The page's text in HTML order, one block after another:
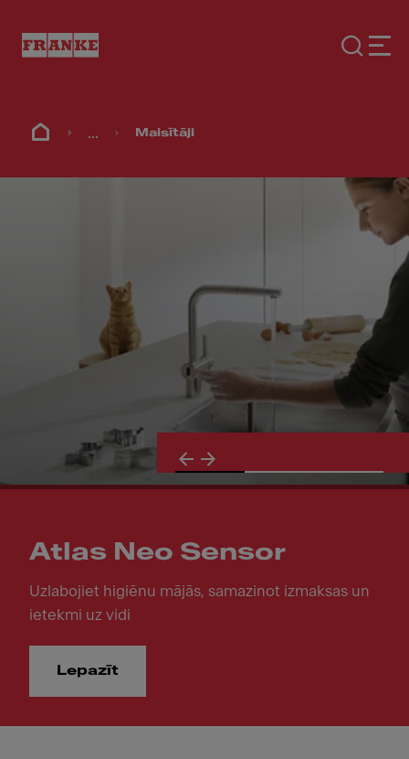
... Maisītāji
Atlas Neo Sensor
Uzlabojiet higiēnu mājās, samazinot izmaksas un
ietekmi uz vidi
Lepazīt